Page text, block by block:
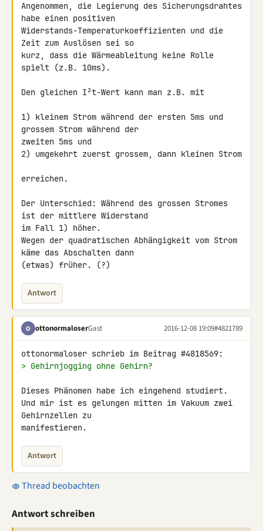
Angenommen, die Legierung des Sicherungsdrahtes
habe einen positiven
Widerstands-Temperaturkoeffizienten und die
Zeit zum Auslösen sei so
kurz, dass die Wärmeableitung keine Rolle
spielt (z.B. 10ms).
Den gleichen I²t-Wert kann man z.B. mit
1) kleinem Strom während der ersten 5ms und
grossem Strom während der
zweiten 5ms und
2) umgekehrt zuerst grossem, dann kleinen Strom
erreichen.
Der Unterschied: Während des grossen Stromes
ist der mittlere Widerstand
im Fall 1) höher.
Wegen der quadratischen Abhängigkeit vom Strom
käme das Abschalten dann
(etwas) früher. (?)
Antwort
O ottonormaloserGast 2016-12-08 19:09#4821789
> Gehirnjogging ohne Gehirn?
Dieses Phänomen habe ich eingehend studiert.
Und mir ist es gelungen mitten im Vakuum zwei
Gehirnzellen zu
manifestieren.
Antwort
Thread beobachten
Antwort schreiben